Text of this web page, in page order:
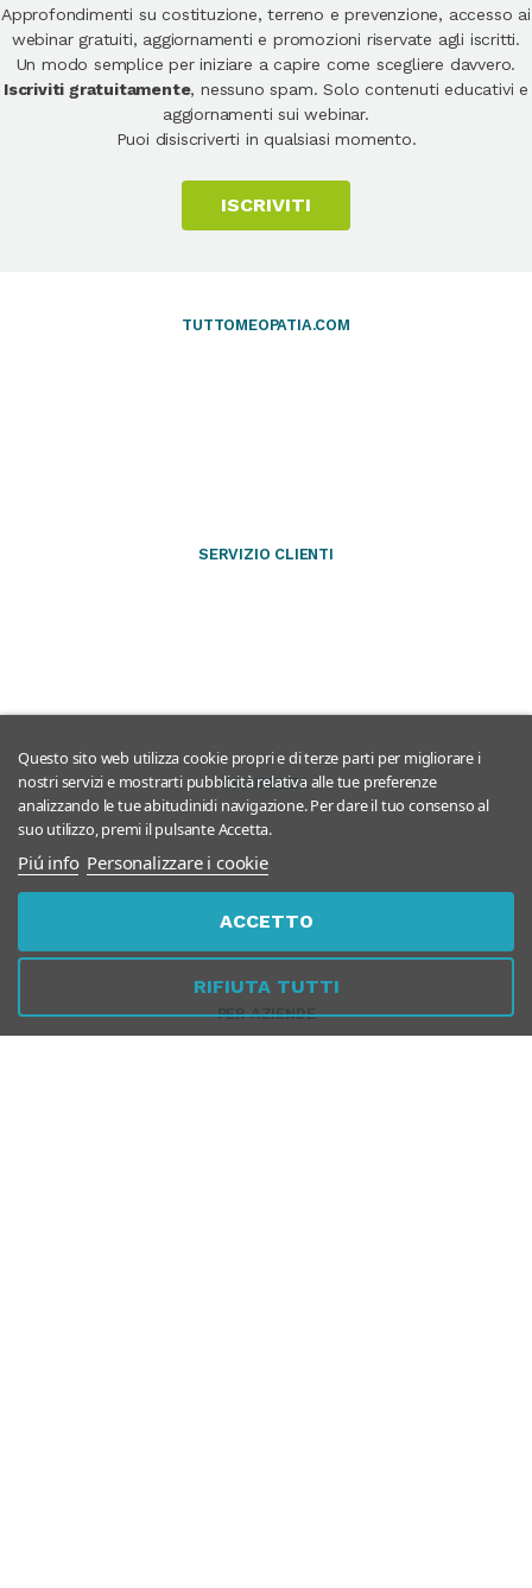
Approfondimenti su costituzione, terreno e prevenzione, accesso ai
webinar gratuiti, aggiornamenti e promozioni riservate agli iscritti.
Un modo semplice per iniziare a capire come scegliere davvero.
Iscriviti gratuitamente, nessuno spam. Solo contenuti educativi e
aggiornamenti sui webinar.
Puoi disiscriverti in qualsiasi momento.
ISCRIVITI
TUTTOMEOPATIA.COM
SERVIZIO CLIENTI
SICUREZZA
PER AZIENDE
Questo sito web utilizza cookie propri e di terze parti per migliorare i
nostri servizi e mostrarti pubblicità relativa alle tue preferenze
analizzando le tue abitudinidi navigazione. Per dare il tuo consenso al
suo utilizzo, premi il pulsante Accetta.
Piú info Personalizzare i cookie
RIFIUTA TUTTI
ACCETTO